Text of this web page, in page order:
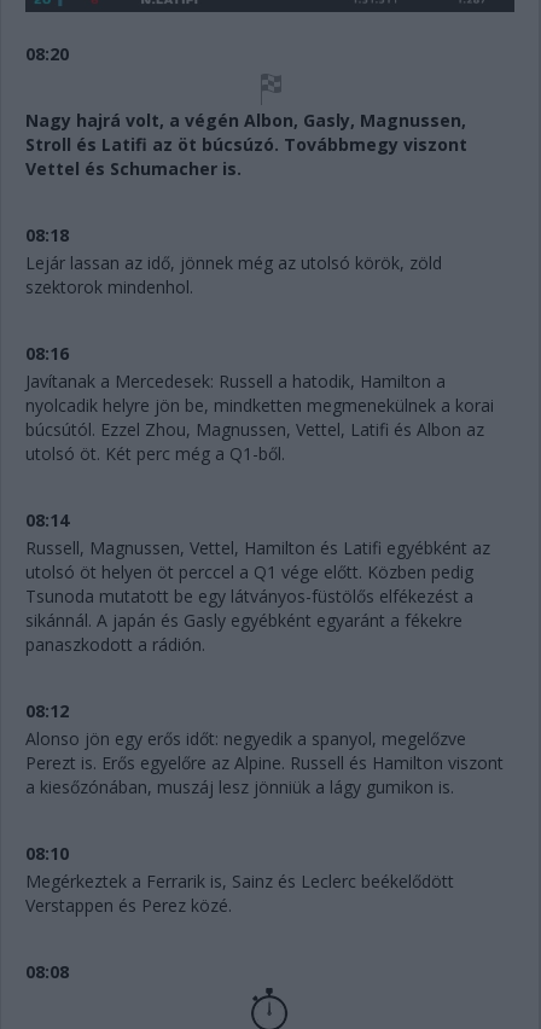
08:20
Nagy hajrá volt, a végén Albon, Gasly, Magnussen,
Stroll és Latifi az öt búcsúzó. Továbbmegy viszont
Vettel és Schumacher is.
08:18
Lejár lassan az idő, jönnek még az utolsó körök, zöld
szektorok mindenhol.
08:16
Javítanak a Mercedesek: Russell a hatodik, Hamilton a
nyolcadik helyre jön be, mindketten megmenekülnek a korai
búcsútól. Ezzel Zhou, Magnussen, Vettel, Latifi és Albon az
utolsó öt. Két perc még a Q1-ből.
08:14
Russell, Magnussen, Vettel, Hamilton és Latifi egyébként az
utolsó öt helyen öt perccel a Q1 vége előtt. Közben pedig
Tsunoda mutatott be egy látványos-füstölős elfékezést a
sikánnál. A japán és Gasly egyébként egyaránt a fékekre
panaszkodott a rádión.
08:12
Alonso jön egy erős időt: negyedik a spanyol, megelőzve
Perezt is. Erős egyelőre az Alpine. Russell és Hamilton viszont
a kiesőzónában, muszáj lesz jönniük a lágy gumikon is.
08:10
Megérkeztek a Ferrarik is, Sainz és Leclerc beékelődött
Verstappen és Perez közé.
08:08